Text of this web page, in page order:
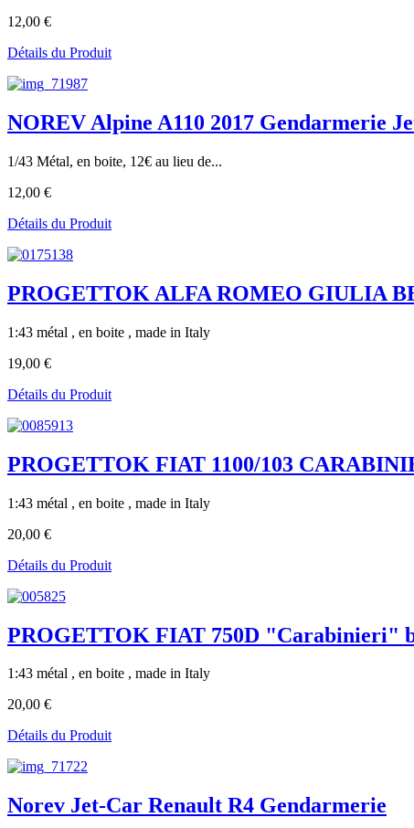
12,00 €
Détails du Produit
NOREV Alpine A110 2017 Gendarmerie
1/43 Métal, en boite, 12€ au lieu de...
12,00 €
Détails du Produit
PROGETTOK ALFA ROMEO GIULIA
1:43 métal , en boite , made in Italy
19,00 €
Détails du Produit
PROGETTOK FIAT 1100/103
1:43 métal , en boite , made in Italy
20,00 €
Détails du Produit
PROGETTOK FIAT 750D "Carabinieri"
1:43 métal , en boite , made in Italy
20,00 €
Détails du Produit
Norev Jet-Car Renault R4 Gendarmerie